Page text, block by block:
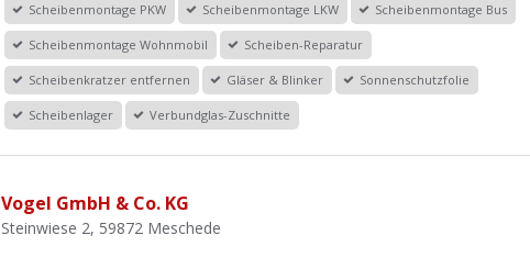
Scheibenmontage PKW Scheibenmontage LKW Scheibenmontage Bus
Scheibenmontage Wohnmobil Scheiben-Reparatur
Scheibenkratzer entfernen Gläser & Blinker Sonnenschutzfolie
Scheibenlager Verbundglas-Zuschnitte
Vogel GmbH & Co. KG
Steinwiese 2, 59872 Meschede